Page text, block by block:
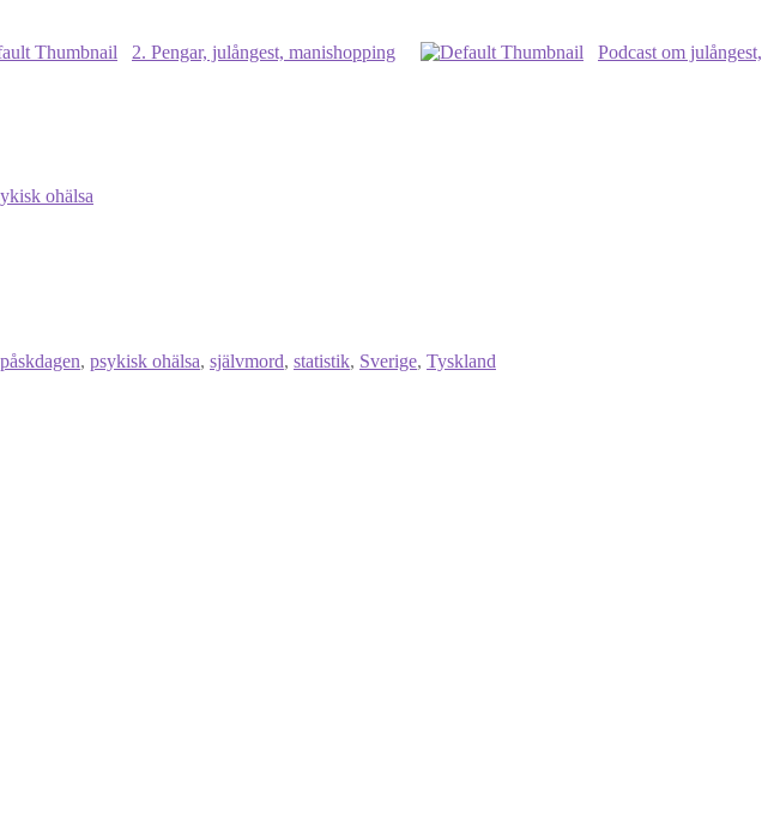
2. Pengar, julångest, manishopping Podcast om julångest,
ohälsa
påskdagen, psykisk ohälsa, självmord, statistik, Sverige, Tyskland